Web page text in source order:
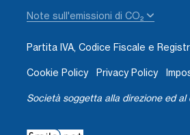
Note sull'emissioni di CO₂
Partita IVA, Codice Fiscale e
Cookie Policy Privacy Policy
Società soggetta alla direzione ed